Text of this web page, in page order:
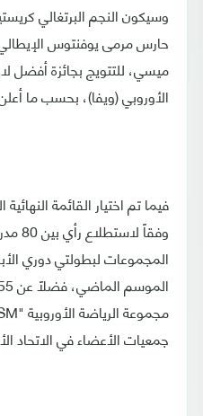
وسيكون النجم البرتغالي
حارس مرمى يوفنتوس
ميسي، للتتويج بجائزة أفضل
الأوروبي (ويفا)، بحسب ما أعلن
فيما تم اختيار القائمة
المجموعات لبطولتي دوري
جمعيات الأعضاء في الاتحاد